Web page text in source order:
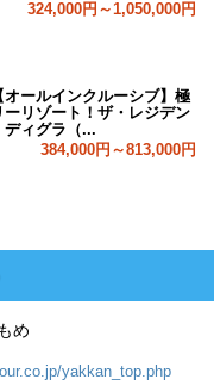
324,000円～1,050,000円
オールインクルーシブ】極
リゾート！ザ・レジデン
ディグラ（...
384,000円～813,000円
め
yakkan_top.php